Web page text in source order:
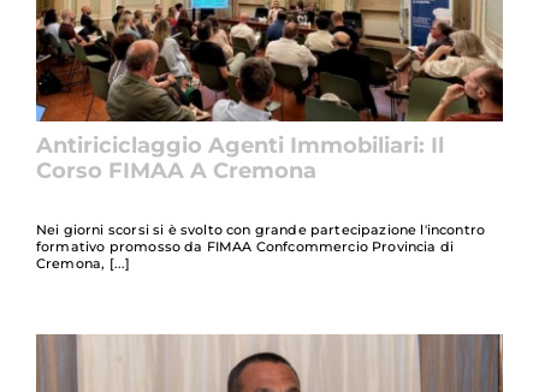
Antiriciclaggio Agenti Immobiliari: Il
Corso FIMAA A Cremona
Nei giorni scorsi si è svolto con grande partecipazione l'incontro
formativo promosso da FIMAA Confcommercio Provincia di
Cremona,